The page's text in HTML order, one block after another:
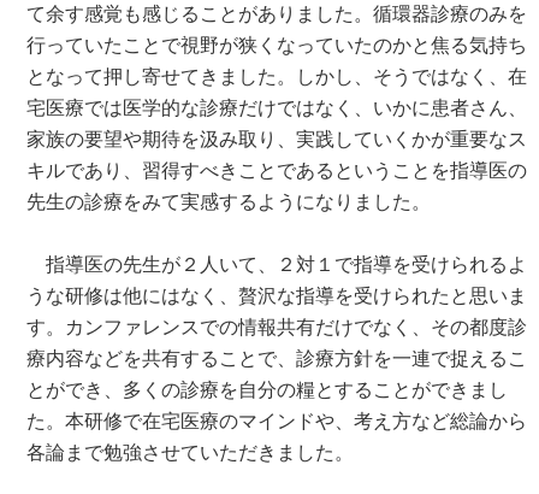
て余す感覚も感じることがありました。循環器診療のみを
行っていたことで視野が狭くなっていたのかと焦る気持ち
となって押し寄せてきました。しかし、そうではなく、在
宅医療では医学的な診療だけではなく、いかに患者さん、
家族の要望や期待を汲み取り、実践していくかが重要なス
キルであり、習得すべきことであるということを指導医の
先生の診療をみて実感するようになりました。
指導医の先生が２人いて、２対１で指導を受けられるよ
うな研修は他にはなく、贅沢な指導を受けられたと思いま
す。カンファレンスでの情報共有だけでなく、その都度診
療内容などを共有することで、診療方針を一連で捉えるこ
とができ、多くの診療を自分の糧とすることができまし
た。本研修で在宅医療のマインドや、考え方など総論から
各論まで勉強させていただきました。